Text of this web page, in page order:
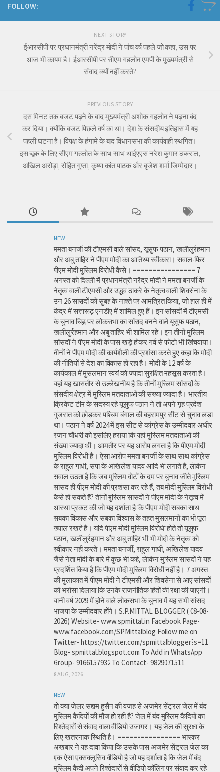
FOLLOW:
NEXT STORY
ईआरसीपी पर प्रधानमंत्री नरेंद्र मोदी ने पांच वर्ष पहले जो कहा, उस पर
आज भी कायम है। ईआरसीपी पर सीएम गहलोत एमपी के मुख्यमंत्री से
संवाद क्यों नहीं करते?
PREVIOUS STORY
दस मिनट तक बजट पढ़ने के बाद मुख्यमंत्री अशोक गहलोत ने पढ़ना बंद
कर दिया। क्योंकि बजट पिछले वर्ष का था। देश के संसदीय इतिहास में यह
पहली घटना है। विपक्ष के हंगामे के बाद विधानसभा की कार्यवाही स्थगित।
इस चूक के लिए सीएम गहलोत के साथ-साथ आईएएस नरेश कुमार ठकराल,
अखिल अरोड़ा, रोहित गुप्ता, कृष्ण कांत पाठक और बृजेश शर्मा जिम्मेदार।
NEW
ममता बनर्जी की टीएमसी वाले सांसद, यूसुफ पठान, खलीलुर्रहमान
और अबु ताहिर ने पीएम मोदी का आतिथ्य स्वीकारा। सवाल-फिर
पीएम मोदी मुस्लिम विरोधी कैसे। ================ 7
अगस्त को दिल्ली में प्रधानमंत्री नरेंद्र मोदी ने ममता बनर्जी के
नेतृत्व वाली टीएमसी और उद्धव ठाकरे के नेतृत्व वाली शिवसेना के
उन 26 सांसदों को सुबह के नाश्ते पर आमंत्रित किया, जो हाल ही में
केंद्र में सत्तारूढ़ एनडीए में शामिल हुए हैं। इन सांसदों में टीएमसी
के चुनाव चिह्न पर लोकसभा का सांसद बनने वाले यूसुफ पठान,
खलीलुर्रहमान और अबु ताहिर भी शामिल रहे। इन तीनों मुस्लिम
सांसदों ने पीएम मोदी के पास खड़े होकर गर्व से फोटो भी खिंचवाया।
तीनों ने पीएम मोदी की कार्यशैली की प्रशंसा करते हुए कहा कि मोदी
की नीतियों से देश का विकास हो रहा है। मोदी के 12 वर्ष के
कार्यकाल में मुसलमान स्वयं को ज्यादा सुरक्षित महसूस करता है।
यहां यह खासतौर से उल्लेखनीय है कि तीनों मुस्लिम सांसदों के
संसदीय क्षेत्र में मुस्लिम मतदाताओं की संख्या ज्यादा है। भारतीय
क्रिकेट टीम के सदस्य रहे यूसुफ पठान ने तो अपने गृह प्रदेश
गुजरात को छोड़कर पश्चिम बंगाल की बहरामपुर सीट से चुनाव लड़ा
था। पठान ने वर्ष 2024 में इस सीट से कांग्रेस के उम्मीदवार अधीर
रंजन चौधरी को इसलिए हराया कि यहां मुस्लिम मतदाताओं की
संख्या ज्यादा थी। आमतौर पर यह आरोप लगता है कि पीएम मोदी
मुस्लिम विरोधी है। ऐसा आरोप ममता बनर्जी के साथ साथ कांग्रेस
के राहुल गांधी, सपा के अखिलेश यादव आदि भी लगाते हैं, लेकिन
सवाल उठता है कि जब मुस्लिम वोटों के दम पर चुनाव जीते मुस्लिम
सांसद ही पीएम मोदी की प्रशंसा कर रहे हैं, तब मोदी मुस्लिम विरोधी
कैसे हो सकते हैं? तीनों मुस्लिम सांसदों ने पीएम मोदी के नेतृत्व में
आस्था प्रकट की जो यह दर्शाता है कि पीएम मोदी सबका साथ
सबका विकास और सबका विश्वास के तहत मुसलमानों का भी पूरा
ख्याल रखते हैं। यदि पीएम मोदी मुस्लिम विरोधी होते तो यूसुफ
पठान, खलीलुर्रहमान और अबु ताहिर भी भी मोदी के नेतृत्व को
स्वीकार नहीं करते। ममता बनर्जी, राहुल गांधी, अखिलेश यादव
जैसे नेता मोदी के बारे में कुछ भी कहे, लेकिन मुस्लिम सांसदों ने यह
प्रदर्शित किया है कि पीएम मोदी मुस्लिम विरोधी नहीं है। 7 अगस्त
की मुलाकात में पीएम मोदी ने टीएमसी और शिवसेना से आए सांसदों
को भरोसा दिलाया कि उनके राजनीतिक हितों की रक्षा की जाएगी।
यानी वर्ष 2029 में होने वाले लोकसभा के चुनाव में यह सभी सांसद
भाजपा के उम्मीदवार होंगे। S.P.MITTAL BLOGGER ( 08-08-
2026) Website- www.spmittal.in Facebook Page-
www.facebook.com/SPMittalblog Follow me on
Twitter- https://twitter.com/spmittalblogger?s=11
Blog- spmittal.blogspot.com To Add in WhatsApp
Group- 9166157932 To Contact- 9829071511
8 AUG, 2026
NEW
तो क्या जेलर सद्दाम हुसैन की वजह से अजमेर सेंट्रल जेल में बंद
मुस्लिम कैदियों की मौज हो रही है? जेल में बंद मुस्लिम कैदियों का
रिश्तेदारों से संवाद वाला वीडियो उजागर। यह जेल की सुरक्षा के
लिए खतरनाक स्थिति है। ================ भास्कर
अखबार ने यह दावा किया कि उसके पास अजमेर सेंट्रल जेल का
एक ऐसा एक्सक्लूसिव वीडियो है जो यह दर्शाता है कि जेल में बंद
मुस्लिम कैदी अपने रिश्तेदारों से वीडियो कॉलिंग पर संवाद कर रहे